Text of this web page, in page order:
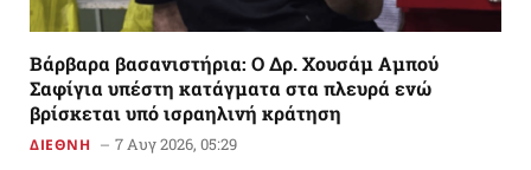
Βάρβαρα βασανιστήρια: Ο Δρ. Χουσάμ Αμπού
Σαφίγια υπέστη κατάγματα στα πλευρά ενώ
βρίσκεται υπό ισραηλινή κράτηση
ΔΙΕΘΝΗ 7 Αυγ 2026, 05:29